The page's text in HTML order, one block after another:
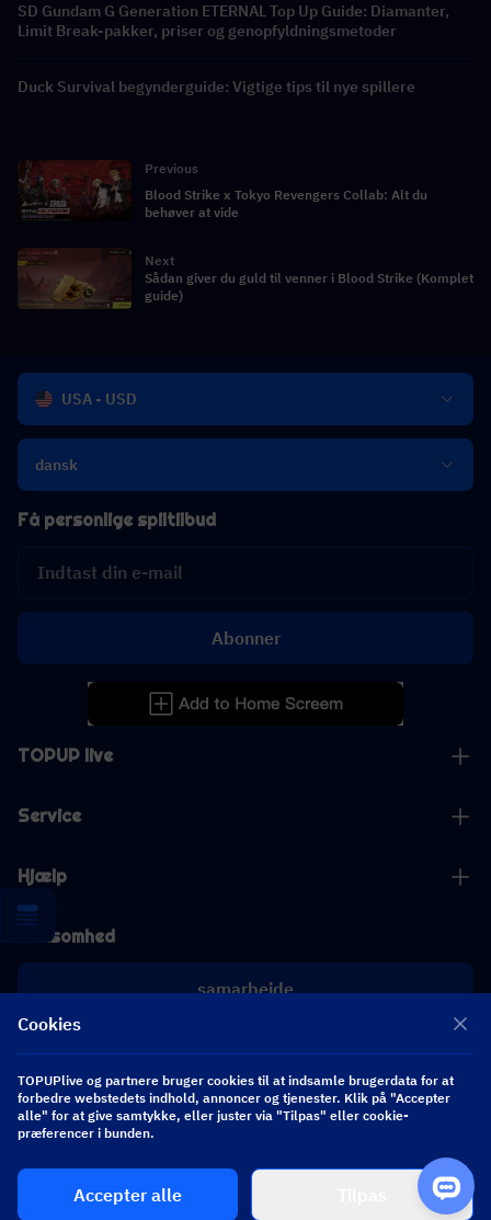
SD Gundam G Generation ETERNAL Top Up Guide: Diamanter,
Limit Break-pakker, priser og genopfyldningsmetoder
Duck Survival begynderguide: Vigtige tips til nye spillere
Previous
Blood Strike x Tokyo Revengers Collab: Alt du
behøver at vide
Next
Sådan giver du guld til venner i Blood Strike (Komplet
guide)
USA - USD
dansk
TOPUP live
Service
Hjælp
Virksomhed
samarbejde
[email protected]
Få personlige spiltilbud
Abonner
Følg os
Copyright 2026 SEA WHALE TECHNOLOGY PTE.LTD. All Rights Reserved.
Cookies
TOPUPlive og partnere bruger cookies til at indsamle brugerdata for at
forbedre webstedets indhold, annoncer og tjenester. Klik på "Accepter
alle" for at give samtykke, eller juster via "Tilpas" eller cookie-
præferencer i bunden.
Accepter alle